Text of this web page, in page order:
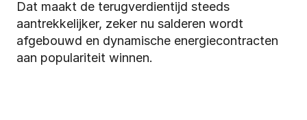
Dat maakt de terugverdientijd steeds
aantrekkelijker, zeker nu salderen wordt
afgebouwd en dynamische energiecontracten
aan populariteit winnen.